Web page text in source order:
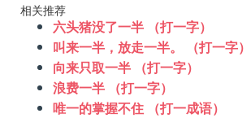
相关推荐
六头猪没了一半 （打一字）
叫来一半，放走一半。 （打一字）
向来只取一半 （打一字）
浪费一半 （打一字）
唯一的掌握不住 （打一成语）